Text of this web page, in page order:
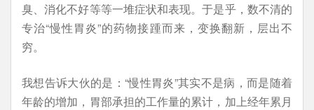
臭、消化不好等等一堆症状和表现。于是乎，数不清的
专治“慢性胃炎”的药物接踵而来，变换翻新，层出不
穷。
我想告诉大伙的是：“慢性胃炎”其实不是病，而是随着
年龄的增加，胃部承担的工作量的累计，加上经年累月